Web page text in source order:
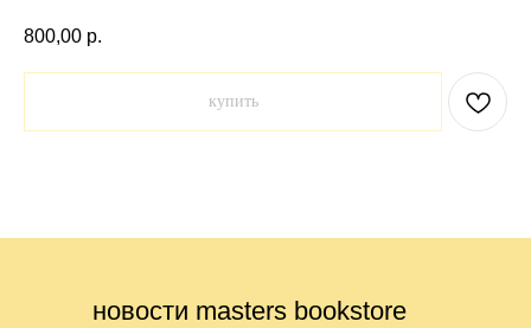
800,00 р.
купить
новости masters bookstore